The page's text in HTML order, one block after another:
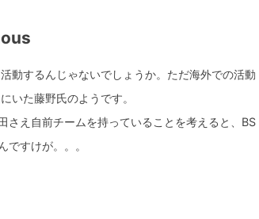
動するんじゃないでしょうか。ただ海外での活動
いた藤野氏のようです。
え自前チームを持っていることを考えると、BS
すけが。。。